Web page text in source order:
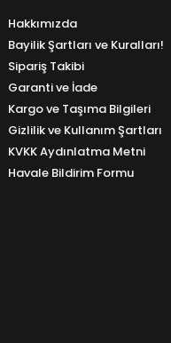
Hakkımızda
Bayilik Şartları ve Kuralları!
Sipariş Takibi
Garanti ve İade
Kargo ve Taşıma Bilgileri
Gizlilik ve Kullanım Şartları
KVKK Aydınlatma Metni
Havale Bildirim Formu